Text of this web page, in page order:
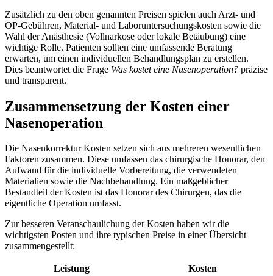
Zusätzlich zu den oben genannten Preisen spielen auch Arzt- und
OP-Gebühren, Material- und Laboruntersuchungskosten sowie die
Wahl der Anästhesie (Vollnarkose oder lokale Betäubung) eine
wichtige Rolle. Patienten sollten eine umfassende Beratung
erwarten, um einen individuellen Behandlungsplan zu erstellen.
Dies beantwortet die Frage Was kostet eine Nasenoperation? präzise
und transparent.
Zusammensetzung der Kosten einer
Nasenoperation
Die Nasenkorrektur Kosten setzen sich aus mehreren wesentlichen
Faktoren zusammen. Diese umfassen das chirurgische Honorar, den
Aufwand für die individuelle Vorbereitung, die verwendeten
Materialien sowie die Nachbehandlung. Ein maßgeblicher
Bestandteil der Kosten ist das Honorar des Chirurgen, das die
eigentliche Operation umfasst.
Zur besseren Veranschaulichung der Kosten haben wir die
wichtigsten Posten und ihre typischen Preise in einer Übersicht
zusammengestellt:
Leistung
Kosten